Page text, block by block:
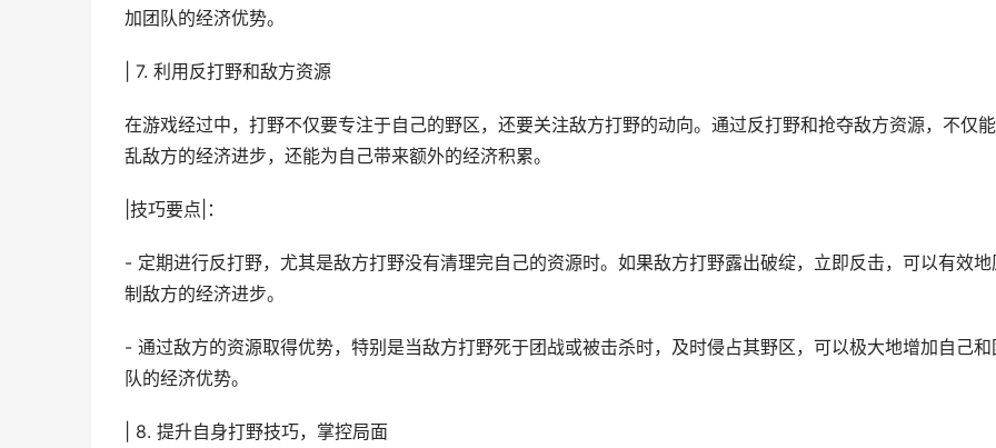
加团队的经济优势。
| 7. 利用反打野和敌方资源
在游戏经过中，打野不仅要专注于自己的野区，还要关注敌方打野的动向。通过反打野和抢夺敌方资源，不仅
乱敌方的经济进步，还能为自己带来额外的经济积累。
|技巧要点|：
- 定期进行反打野，尤其是敌方打野没有清理完自己的资源时。如果敌方打野露出破绽，立即反击，可以有效地
制敌方的经济进步。
- 通过敌方的资源取得优势，特别是当敌方打野死于团战或被击杀时，及时侵占其野区，可以极大地增加自己和
队的经济优势。
| 8. 提升自身打野技巧，掌控局面